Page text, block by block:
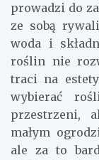
prowadzi do
ze sobą
woda i
roślin nie
traci na
wybierać
przestrzeni,
małym
ale za to